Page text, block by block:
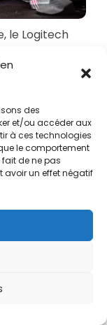
des
et/ou accéder aux
à ces technologies
le comportement
fait de ne pas
avoir un effet négatif
le Logitech
pas
à la base.
un peu plus
de jouer un
afin
parfaitement.
La
à celle
d’une
les
explosifs
On apprécie